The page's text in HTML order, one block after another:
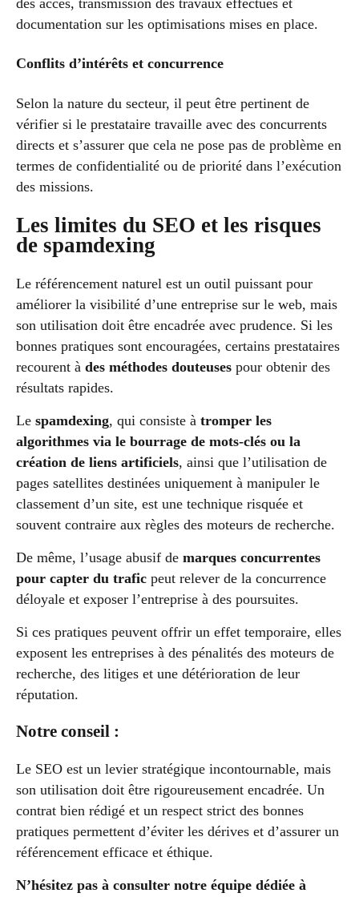
des accès, transmission des travaux effectués et
documentation sur les optimisations mises en place.
Conflits d’intérêts et concurrence
Selon la nature du secteur, il peut être pertinent de
vérifier si le prestataire travaille avec des concurrents
directs et s’assurer que cela ne pose pas de problème en
termes de confidentialité ou de priorité dans l’exécution
des missions.
Les limites du SEO et les risques
de spamdexing
Le référencement naturel est un outil puissant pour
améliorer la visibilité d’une entreprise sur le web, mais
son utilisation doit être encadrée avec prudence. Si les
bonnes pratiques sont encouragées, certains prestataires
recourent à des méthodes douteuses pour obtenir des
résultats rapides.
Le spamdexing, qui consiste à tromper les
algorithmes via le bourrage de mots-clés ou la
création de liens artificiels, ainsi que l’utilisation de
pages satellites destinées uniquement à manipuler le
classement d’un site, est une technique risquée et
souvent contraire aux règles des moteurs de recherche.
De même, l’usage abusif de marques concurrentes
pour capter du trafic peut relever de la concurrence
déloyale et exposer l’entreprise à des poursuites.
Si ces pratiques peuvent offrir un effet temporaire, elles
exposent les entreprises à des pénalités des moteurs de
recherche, des litiges et une détérioration de leur
réputation.
Notre conseil :
Le SEO est un levier stratégique incontournable, mais
son utilisation doit être rigoureusement encadrée. Un
contrat bien rédigé et un respect strict des bonnes
pratiques permettent d’éviter les dérives et d’assurer un
référencement efficace et éthique.
N’hésitez pas à consulter notre équipe dédiée à